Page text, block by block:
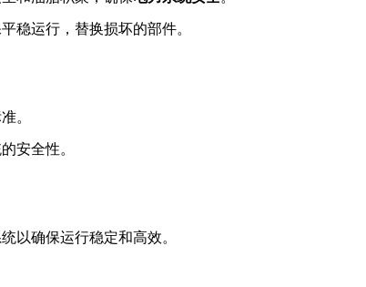
稳运行，替换损坏的部件。
。
安全性。
以确保运行稳定和高效。